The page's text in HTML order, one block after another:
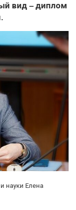
вид – диплом
науки Елена